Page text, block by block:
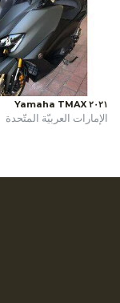
٢٠٢١ Yamaha TMAX
الإمارات العربيّة المتّحدة